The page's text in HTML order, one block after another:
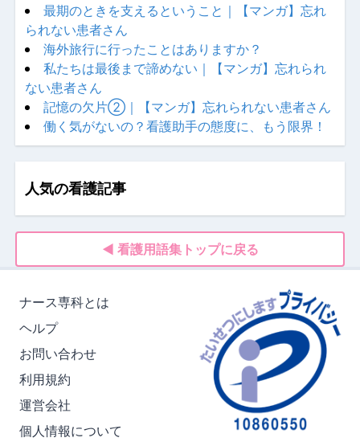
最期のときを支えるということ｜【マンガ】忘れ
られない患者さん
海外旅行に行ったことはありますか？
私たちは最後まで諦めない｜【マンガ】忘れられ
ない患者さん
記憶の欠片②｜【マンガ】忘れられない患者さん
働く気がないの？看護助手の態度に、もう限界！
人気の看護記事
◀ 看護用語集トップに戻る
ナース専科とは
ヘルプ
お問い合わせ
利用規約
運営会社
個人情報について